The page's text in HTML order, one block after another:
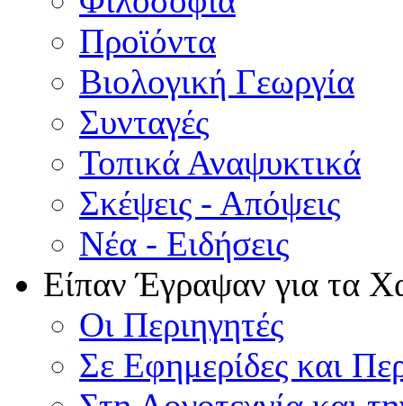
Προϊόντα
Βιολογική Γεωργία
Συνταγές
Τοπικά Αναψυκτικά
Σκέψεις - Απόψεις
Νέα - Ειδήσεις
Είπαν Έγραψαν για τα
Οι Περιηγητές
Σε Εφημερίδες και